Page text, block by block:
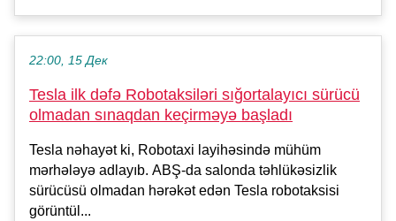
22:00, 15 Дек
Tesla ilk dəfə Robotaksiləri sığortalayıcı sürücü
olmadan sınaqdan keçirməyə başladı
Tesla nəhayət ki, Robotaxi layihəsində mühüm
mərhələyə adlayıb. ABŞ-da salonda təhlükəsizlik
sürücüsü olmadan hərəkət edən Tesla robotaksisi
görüntül...